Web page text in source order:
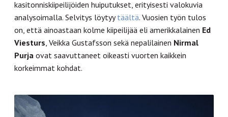
kasitonniskiipeilijöiden huiputukset, erityisesti valokuvia
analysoimalla. Selvitys löytyytäältä. Vuosien työn tulos
on, että ainoastaan kolme kiipeilijää eli amerikkalainen Ed
Viesturs, Veikka Gustafsson sekä nepalilainen Nirmal
Purja ovat saavuttaneet oikeasti vuorten kaikkein
korkeimmat kohdat.